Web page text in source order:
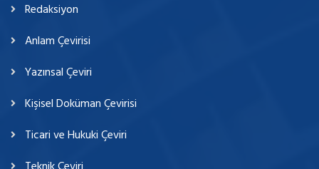
Redaksiyon
Anlam Çevirisi
Yazınsal Çeviri
Kişisel Doküman Çevirisi
Ticari ve Hukuki Çeviri